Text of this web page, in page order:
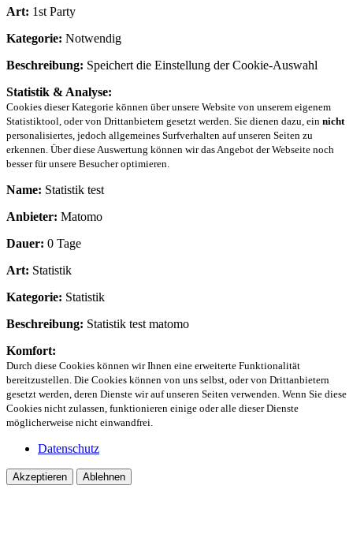
Art: 1st Party
Kategorie: Notwendig
Beschreibung: Speichert die Einstellung der Cookie-Auswahl
Statistik & Analyse:
Cookies dieser Kategorie können über unsere Website von unserem eigenem
Statistiktool, oder von Drittanbietern gesetzt werden. Sie dienen dazu, ein nicht
personalisiertes, jedoch allgemeines Surfverhalten auf unseren Seiten zu
erkennen. Über diese Auswertung können wir das Angebot der Webseite noch
besser für unsere Besucher optimieren.
Name: Statistik test
Anbieter: Matomo
Dauer: 0 Tage
Art: Statistik
Kategorie: Statistik
Beschreibung: Statistik test matomo
Komfort:
Durch diese Cookies können wir Ihnen eine erweiterte Funktionalität
bereitzustellen. Die Cookies können von uns selbst, oder von Drittanbietern
gesetzt werden, deren Dienste wir auf unseren Seiten verwenden. Wenn Sie diese
Cookies nicht zulassen, funktionieren einige oder alle dieser Dienste
möglicherweise nicht einwandfrei.
Datenschutz
Akzeptieren Ablehnen